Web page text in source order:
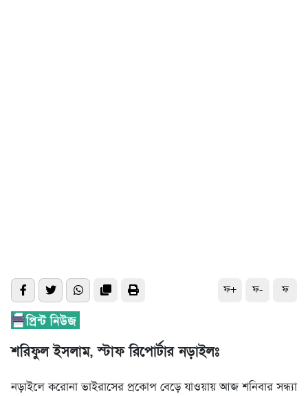
ফ+ ফ- ফ
শরিফুল ইসলাম, স্টাফ রিপোর্টার নড়াইলঃ
নড়াইলে করোনা ভাইরাসের প্রকোপ বেড়ে যাওয়ায় আজ শনিবার সন্ধ্যা